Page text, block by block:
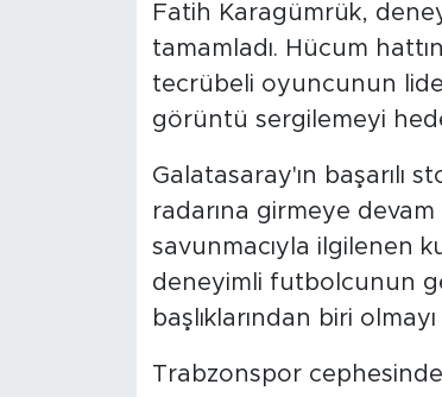
Fatih Karagümrük,
tamamladı. Hücum
tecrübeli oyuncunun
görüntü sergilemeyi
Galatasaray'ın başarılı
radarına girmeye
savunmacıyla ilgilenen
deneyimli futbolcunun
başlıklarından biri
Trabzonspor